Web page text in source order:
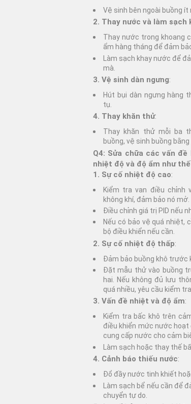
Vệ sinh bên ngoài buồng
2. Thay nước và làm sạch
Thay nước trong khoang
ẩm hàng tháng để đảm
Làm sạch khay nước để
mà.
3. Vệ sinh dàn ngưng:
Hút bụi dàn ngưng hàng
tụ.
4. Thay khăn thử:
Thay khăn thử mỗi ba
buồng, vệ sinh buồng
Q4: Sửa chữa các vấn đề
nhiệt độ và độ ẩm như thế
1. Sự cố nhiệt độ cao:
Kiểm tra van điều chỉnh
không khí, đảm bảo nó mở.
Điều chỉnh giá trị PID nếu
Nếu có bảo vệ quá nhiệt,
bộ điều khiển nếu cần.
2. Sự cố nhiệt độ thấp:
Đảm bảo buồng khô trước
Đặt mẫu thử vào buồng
hai. Nếu không đủ lưu
quá nhiều, yêu cầu kiểm
3. Vấn đề nhiệt và độ ẩm:
Kiểm tra bấc khô trên
điều khiển mức nước
cung cấp nước cho cảm
Làm sạch hoặc thay thế
4. Cảnh báo thiếu nước:
Đổ đầy nước tinh khiết
Làm sạch bể nếu cần để
chuyển tự do.